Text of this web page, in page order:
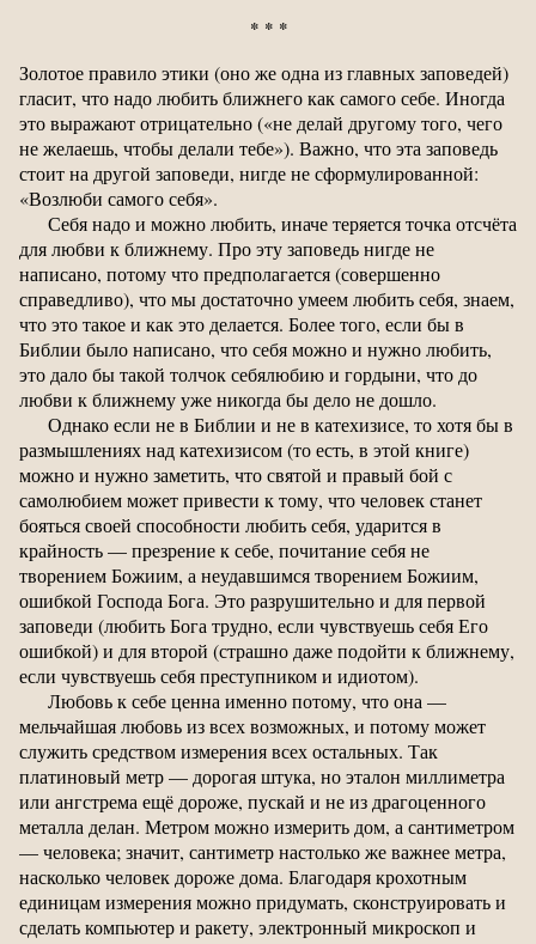
* * *
Золотое правило этики (оно же одна из главных заповедей)
гласит, что надо любить ближнего как самого себе. Иногда
это выражают отрицательно («не делай другому того, чего
не желаешь, чтобы делали тебе»). Важно, что эта заповедь
стоит на другой заповеди, нигде не сформулированной:
«Возлюби самого себя».
Себя надо и можно любить, иначе теряется точка отсчёта
для любви к ближнему. Про эту заповедь нигде не
написано, потому что предполагается (совершенно
справедливо), что мы достаточно умеем любить себя, знаем,
что это такое и как это делается. Более того, если бы в
Библии было написано, что себя можно и нужно любить,
это дало бы такой толчок себялюбию и гордыни, что до
любви к ближнему уже никогда бы дело не дошло.
Однако если не в Библии и не в катехизисе, то хотя бы в
размышлениях над катехизисом (то есть, в этой книге)
можно и нужно заметить, что святой и правый бой с
самолюбием может привести к тому, что человек станет
бояться своей способности любить себя, ударится в
крайность — презрение к себе, почитание себя не
творением Божиим, а неудавшимся творением Божиим,
ошибкой Господа Бога. Это разрушительно и для первой
заповеди (любить Бога трудно, если чувствуешь себя Его
ошибкой) и для второй (страшно даже подойти к ближнему,
если чувствуешь себя преступником и идиотом).
Любовь к себе ценна именно потому, что она —
мельчайшая любовь из всех возможных, и потому может
служить средством измерения всех остальных. Так
платиновый метр — дорогая штука, но эталон миллиметра
или ангстрема ещё дороже, пускай и не из драгоценного
металла делан. Метром можно измерить дом, а сантиметром
— человека; значит, сантиметр настолько же важнее метра,
насколько человек дороже дома. Благодаря крохотным
единицам измерения можно придумать, сконструировать и
сделать компьютер и ракету, электронный микроскоп и